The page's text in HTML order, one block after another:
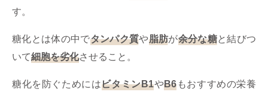
す。
糖化とは体の中でタンパク質や脂肪が余分な糖と結びつ
いて細胞を劣化させること。
糖化を防ぐためにはビタミンB1やB6 もおすすめの栄養